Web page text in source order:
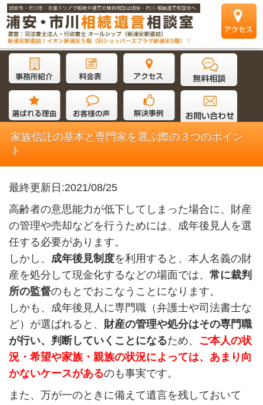
家族信託の基本と専門家を選ぶ際の３つのポイン
ト
最終更新日:2021/08/25
高齢者の意思能力が低下してしまった場合に、財産
の管理や売却などを行うためには、成年後見人を選
任する必要があります。
しかし、 成年後見制度を利用すると、本人名義の財
産を処分して現金化するなどの場面では、 常に裁判
所の監督のもとでおこなうことになります。
しかも、成年後見人に専門職（弁護士や司法書士な
ど）が選ばれると、 財産の管理や処分はその専門職
が行い、判断していくことになるため、
ご本人の状
況・希望や家族・親族の状況によっては、あまり向
かないケースがあるのも事実です。
また、万が一のときに備えて遺言を残しておいて